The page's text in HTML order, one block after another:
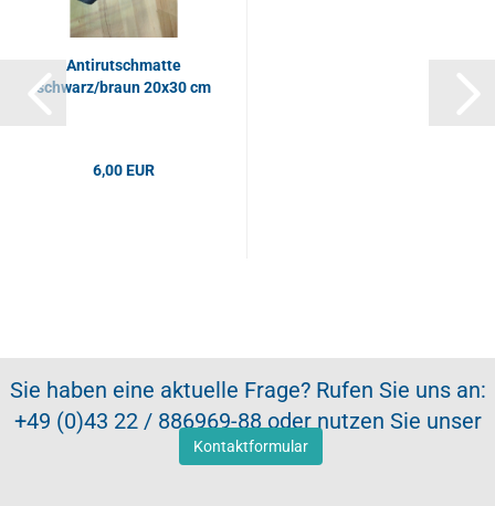
Antirutschmatte
schwarz/braun 20x30 cm
6,00 EUR
Sie haben eine aktuelle Frage? Rufen Sie uns an:
+49 (0)43 22 / 886969-88 oder nutzen Sie unser
Kontaktformular